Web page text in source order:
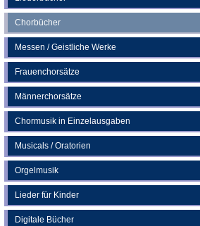
Chorbücher
Messen / Geistliche Werke
Frauenchorsätze
Männerchorsätze
Chormusik in Einzelausgaben
Musicals / Oratorien
Orgelmusik
Lieder für Kinder
Digitale Bücher